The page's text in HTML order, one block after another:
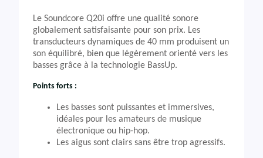
Le Soundcore Q20i offre une qualité sonore
globalement satisfaisante pour son prix. Les
transducteurs dynamiques de 40 mm produisent un
son équilibré, bien que légèrement orienté vers les
basses grâce à la technologie BassUp.
Points forts :
Les basses sont puissantes et immersives,
idéales pour les amateurs de musique
électronique ou hip-hop.
Les aigus sont clairs sans être trop agressifs.